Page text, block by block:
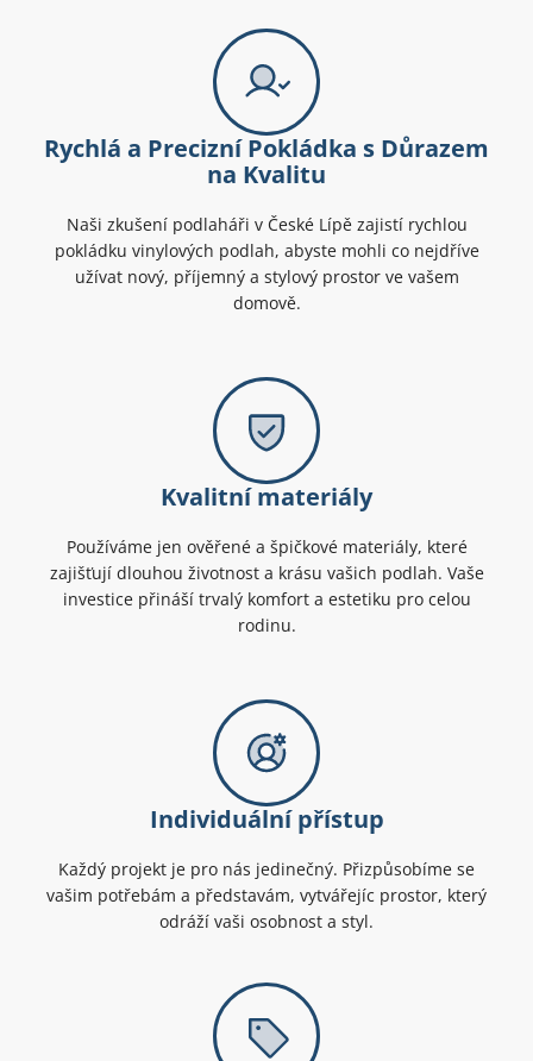
Rychlá a Precizní Pokládka s Důrazem
na Kvalitu
Naši zkušení podlaháři v České Lípě zajistí rychlou
pokládku vinylových podlah, abyste mohli co nejdříve
užívat nový, příjemný a stylový prostor ve vašem
domově.
Kvalitní materiály
Používáme jen ověřené a špičkové materiály, které
zajišťují dlouhou životnost a krásu vašich podlah. Vaše
investice přináší trvalý komfort a estetiku pro celou
rodinu.
Individuální přístup
Každý projekt je pro nás jedinečný. Přizpůsobíme se
vašim potřebám a představám, vytvářejíc prostor, který
odráží vaši osobnost a styl.